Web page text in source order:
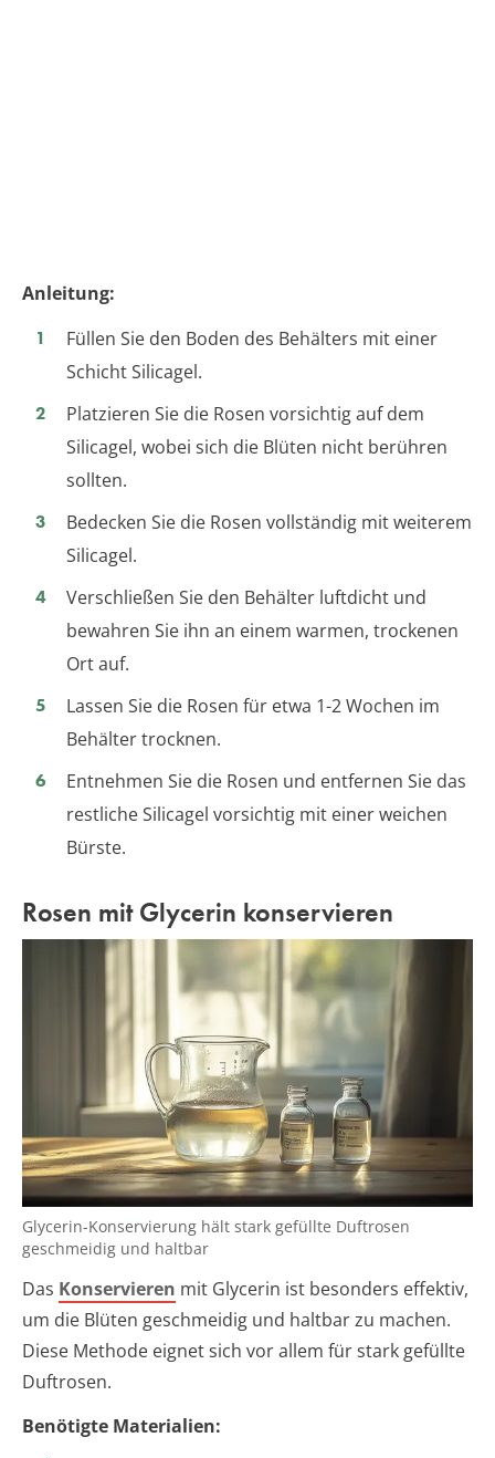
Anleitung:
Füllen Sie den Boden des Behälters mit einer
Schicht Silicagel.
Platzieren Sie die Rosen vorsichtig auf dem
Silicagel, wobei sich die Blüten nicht berühren
sollten.
Bedecken Sie die Rosen vollständig mit weiterem
Silicagel.
Verschließen Sie den Behälter luftdicht und
bewahren Sie ihn an einem warmen, trockenen
Ort auf.
Lassen Sie die Rosen für etwa 1-2 Wochen im
Behälter trocknen.
Entnehmen Sie die Rosen und entfernen Sie das
restliche Silicagel vorsichtig mit einer weichen
Bürste.
Rosen mit Glycerin konservieren
Glycerin-Konservierung hält stark gefüllte Duftrosen
geschmeidig und haltbar
Das Konservieren mit Glycerin ist besonders effektiv,
um die Blüten geschmeidig und haltbar zu machen.
Diese Methode eignet sich vor allem für stark gefüllte
Duftrosen.
Benötigte Materialien: